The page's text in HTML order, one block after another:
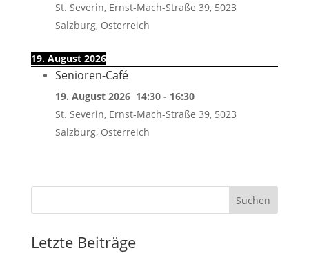
St. Severin, Ernst-Mach-Straße 39, 5023
Salzburg, Österreich
19. August 2026
Senioren-Café
19. August 2026 14:30- 16:30
St. Severin, Ernst-Mach-Straße 39, 5023
Salzburg, Österreich
Suchen
Letzte Beiträge